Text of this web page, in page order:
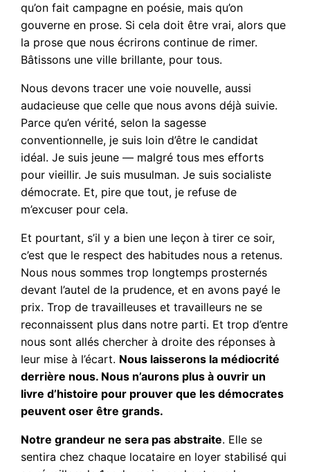
qu’on fait campagne en poésie, mais qu’on
gouverne en prose. Si cela doit être vrai, alors que
la prose que nous écrirons continue de rimer.
Bâtissons une ville brillante, pour tous.
Nous devons tracer une voie nouvelle, aussi
audacieuse que celle que nous avons déjà suivie.
Parce qu’en vérité, selon la sagesse
conventionnelle, je suis loin d’être le candidat
idéal. Je suis jeune — malgré tous mes efforts
pour vieillir. Je suis musulman. Je suis socialiste
démocrate. Et, pire que tout, je refuse de
m’excuser pour cela.
Et pourtant, s’il y a bien une leçon à tirer ce soir,
c’est que le respect des habitudes nous a retenus.
Nous nous sommes trop longtemps prosternés
devant l’autel de la prudence, et en avons payé le
prix. Trop de travailleuses et travailleurs ne se
reconnaissent plus dans notre parti. Et trop d’entre
nous sont allés chercher à droite des réponses à
leur mise à l’écart. Nous laisserons la médiocrité
derrière nous. Nous n’aurons plus à ouvrir un
livre d’histoire pour prouver que les démocrates
peuvent oser être grands.
Notre grandeur ne sera pas abstraite. Elle se
sentira chez chaque locataire en loyer stabilisé qui